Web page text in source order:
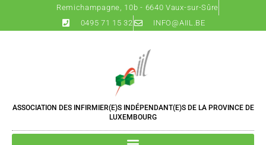
Remichampagne, 10b - 6640 Vaux-sur-Sûre
0495 71 15 32
INFO@AIIL.BE
ASSOCIATION DES INFIRMIER(E)S INDÉPENDANT(E)S DE LA PROVINCE DE
LUXEMBOURG